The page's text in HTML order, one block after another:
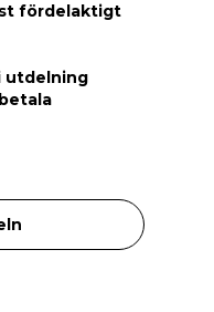
fördelaktigt
utdelning